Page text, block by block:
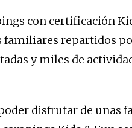
con certificación
repartidos
y miles de
disfrutar de unas